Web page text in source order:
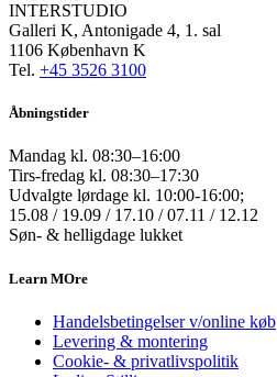
INTERSTUDIO
Galleri K, Antonigade 4, 1. sal
1106 København K
Tel. +45 3526 3100
Åbningstider
Mandag kl. 08:30–16:00
Tirs-fredag kl. 08:30–17:30
Udvalgte lørdage kl. 10:00-16:00;
15.08 / 19.09 / 17.10 / 07.11 / 12.12
Søn- & helligdage lukket
Learn MOre
Handelsbetingelser v/online køb
Levering & montering
Cookie- & privatlivspolitik